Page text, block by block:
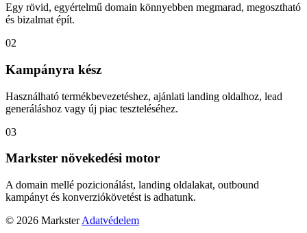
Egy rövid, egyértelmű domain könnyebben megmarad, megosztható
és bizalmat épít.
02
Kampányra kész
Használható termékbevezetéshez, ajánlati landing oldalhoz, lead
generáláshoz vagy új piac teszteléséhez.
03
Markster növekedési motor
A domain mellé pozicionálást, landing oldalakat, outbound
kampányt és konverziókövetést is adhatunk.
© 2026 Markster Adatvédelem